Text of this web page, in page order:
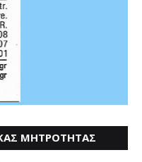
ΜΗΤΡΟΤΗΤΑΣ